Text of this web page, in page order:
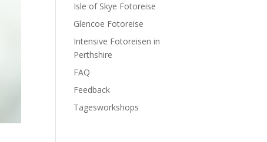
Isle of Skye Fotoreise
Glencoe Fotoreise
Intensive Fotoreisen in
Perthshire
FAQ
Feedback
Tagesworkshops